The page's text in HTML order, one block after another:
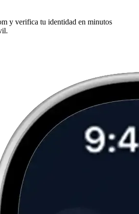
y verifica tu identidad en minutos